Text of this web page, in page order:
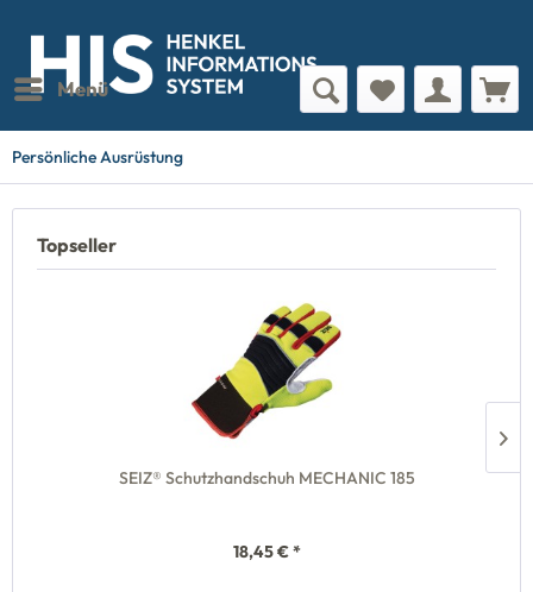
Menü
Persönliche Ausrüstung
Topseller
SEIZ® Schutzhandschuh MECHANIC 185
18,45 € *